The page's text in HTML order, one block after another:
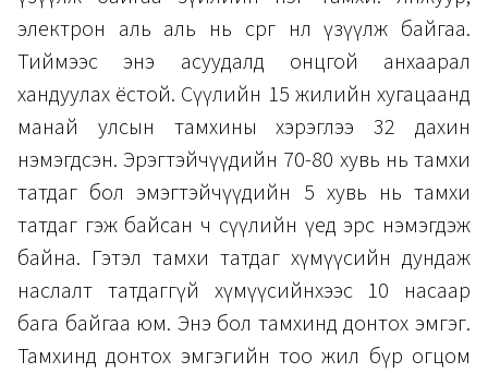
электрон аль аль нь сөрөг нөлөө үзүүлж байгаа.
Тиймээс энэ асуудалд онцгой анхаарал
хандуулах ёстой. Сүүлийн 15 жилийн хугацаанд
манай улсын тамхины хэрэглээ 32 дахин
нэмэгдсэн. Эрэгтэйчүүдийн 70-80 хувь нь тамхи
татдаг бол эмэгтэйчүүдийн 5 хувь нь тамхи
татдаг гэж байсан ч сүүлийн үед эрс нэмэгдэж
байна. Гэтэл тамхи татдаг хүмүүсийн дундаж
наслалт татдаггүй хүмүүсийнхээс 10 насаар
бага байгаа юм. Энэ бол тамхинд донтох эмгэг.
Тамхинд донтох эмгэгийн тоо жил бүр огцом